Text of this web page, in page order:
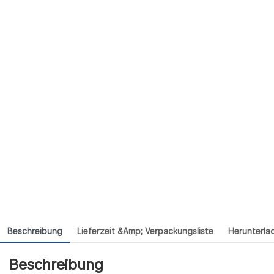
Beschreibung Lieferzeit &amp; Verpackungsliste
Beschreibung